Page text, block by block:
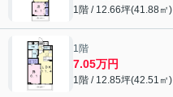
1階 / 12.66坪(41.88㎡)
1階
7.05万円
1階 / 12.85坪(42.51㎡)